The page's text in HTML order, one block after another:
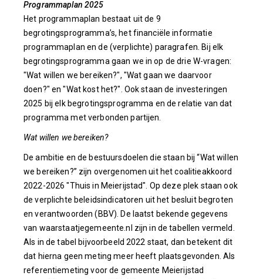
Programmaplan 2025
Het programmaplan bestaat uit de 9
begrotingsprogramma’s, het financiële informatie
programmaplan en de (verplichte) paragrafen. Bij elk
begrotingsprogramma gaan we in op de drie W-vragen:
"Wat willen we bereiken?", "Wat gaan we daarvoor
doen?" en "Wat kost het?". Ook staan de investeringen
2025 bij elk begrotingsprogramma en de relatie van dat
programma met verbonden partijen.
Wat willen we bereiken?
De ambitie en de bestuursdoelen die staan bij “Wat willen
we bereiken?” zijn overgenomen uit het coalitieakkoord
2022-2026 "Thuis in Meierijstad". Op deze plek staan ook
de verplichte beleidsindicatoren uit het besluit begroten
en verantwoorden (BBV). De laatst bekende gegevens
van waarstaatjegemeente.nl zijn in de tabellen vermeld.
Als in de tabel bijvoorbeeld 2022 staat, dan betekent dit
dat hierna geen meting meer heeft plaatsgevonden. Als
referentiemeting voor de gemeente Meierijstad